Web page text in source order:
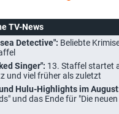
TV-News
Detective": Beliebte
Singer": 13. Staffel startet
und viel früher als zuletzt
Hulu-Highlights im
und das Ende für "Die